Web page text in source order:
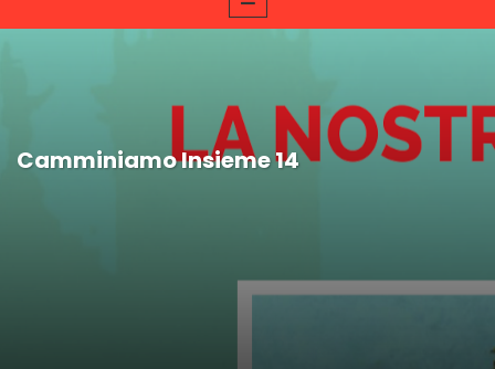
Camminiamo Insieme 14